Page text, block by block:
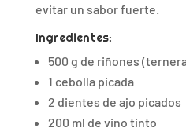
evitar un sabor fuerte.
Ingredientes:
500 g de riñones
1 cebolla picada
2 dientes de ajo picados
200 ml de vino tinto